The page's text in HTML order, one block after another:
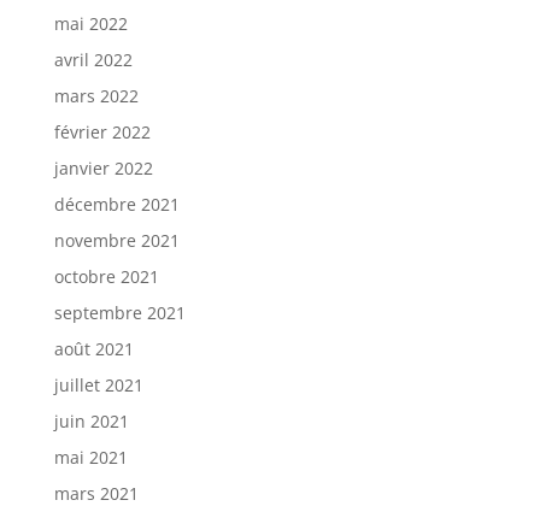
mai 2022
avril 2022
mars 2022
février 2022
janvier 2022
décembre 2021
novembre 2021
octobre 2021
septembre 2021
août 2021
juillet 2021
juin 2021
mai 2021
mars 2021